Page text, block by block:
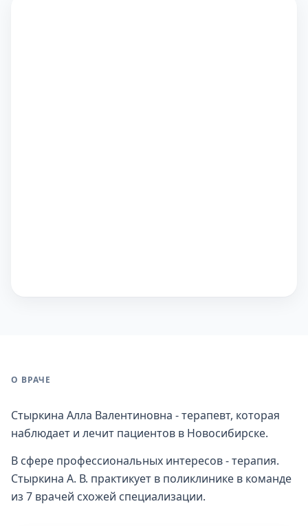
О ВРАЧЕ
Стыркина Алла Валентиновна - терапевт, которая
наблюдает и лечит пациентов в Новосибирске.
В сфере профессиональных интересов - терапия.
Стыркина А. В. практикует в поликлинике в команде
из 7 врачей схожей специализации.